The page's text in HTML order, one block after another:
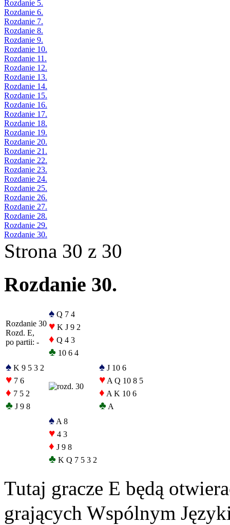
Rozdanie 5.
Rozdanie 6.
Rozdanie 7.
Rozdanie 8.
Rozdanie 9.
Rozdanie 10.
Rozdanie 11.
Rozdanie 12.
Rozdanie 13.
Rozdanie 14.
Rozdanie 15.
Rozdanie 16.
Rozdanie 17.
Rozdanie 18.
Rozdanie 19.
Rozdanie 20.
Rozdanie 21.
Rozdanie 22.
Rozdanie 23.
Rozdanie 24.
Rozdanie 25.
Rozdanie 26.
Rozdanie 27.
Rozdanie 28.
Rozdanie 29.
Rozdanie 30.
Strona 30 z 30
Rozdanie 30.
Rozdanie 30
Rozd. E,
po partii: -
♠ Q 7 4
♥ K J 9 2
♦ Q 4 3
♣ 10 6 4
♠ K 9 5 3 2
♥ 7 6
♦ 7 5 2
♣ J 9 8
♠ J 10 6
♥ A Q 10 8 5
♦ A K 10 6
♣ A
♠ A 8
♥ 4 3
♦ J 9 8
♣ K Q 7 5 3 2
Tutaj gracze E będą
grających Wspólnym